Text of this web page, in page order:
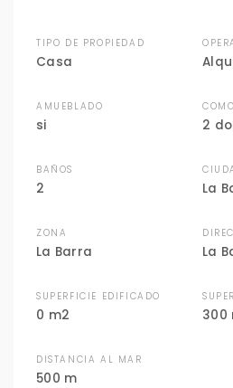
TIPO DE PROPIEDAD
Casa
AMUEBLADO
si 2
BAÑOS
2 La
ZONA
La Barra La
SUPERFICIE EDIFICADO
0 m2 300
DISTANCIA AL MAR
500 m